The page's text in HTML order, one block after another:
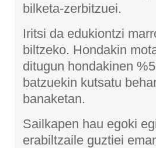
bilketa-zerbitzuei.
Iritsi da edukiontzi
biltzeko. Hondakin
ditugun hondakinen
batzuekin kutsatu
banaketan.
Sailkapen hau egoki
erabiltzaile guztiei